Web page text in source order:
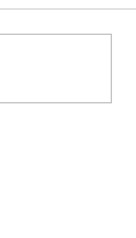
ラン
子、